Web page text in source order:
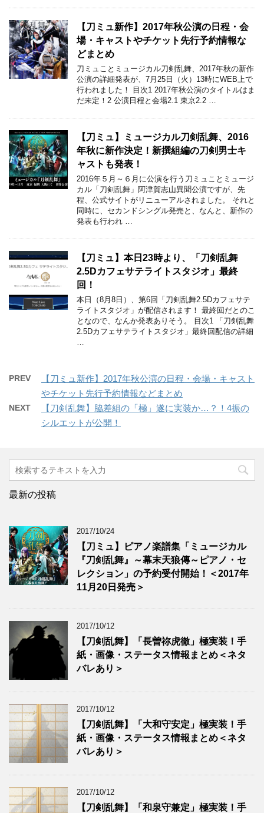
【刀ミュ新作】2017年秋公演の日程・会
場・キャストやチケット先行予約情報な
どまとめ
刀ミュことミュージカル刀剣乱舞、2017年秋の新作
公演の詳細発表が、7月25日（火）13時にWEB上で
行われました！ 目次1 2017年秋公演のタイトルはま
だ未定！2 公演日程と会場2.1 東京2.2 …
【刀ミュ】ミュージカル刀剣乱舞、2016
年秋に新作決定！新撰組編の刀剣男士キ
ャストも発表！
2016年５月～６月に公演を行う刀ミュことミュージ
カル「刀剣乱舞」阿津賀志山異聞公演ですが、先
程、公式サイトがリニューアルされました。 それと
同時に、セカンドシングル発売と、なんと、新作の
発表も行われ …
【刀ミュ】本日23時より、「刀剣乱舞
2.5Dカフェサテライトスタジオ」最終
回！
本日（8月8日）、第6回「刀剣乱舞2.5Dカフェサテ
ライトスタジオ」が配信されます！ 最終回だとのこ
となので、なんか発表ありそう。 目次1 「刀剣乱舞
2.5Dカフェサテライトスタジオ」最終回配信の詳細
PREV
【刀ミュ新作】2017年秋公演の日程・会場・キャスト
やチケット先行予約情報などまとめ
NEXT
【刀剣乱舞】脇差組の「極」遂に実装か…？！4振の
シルエットが公開！
最新の投稿
2017/10/24
【刀ミュ】ピアノ楽譜集「ミュージカル
『刀剣乱舞』～幕末天狼傳～ピアノ・セ
レクション」の予約受付開始！＜2017年
11月20日発売＞
2017/10/12
【刀剣乱舞】「長曽祢虎徹」極実装！手
紙・画像・ステータス情報まとめ＜ネタ
バレあり＞
2017/10/12
【刀剣乱舞】「大和守安定」極実装！手
紙・画像・ステータス情報まとめ＜ネタ
バレあり＞
2017/10/12
【刀剣乱舞】「和泉守兼定」極実装！手